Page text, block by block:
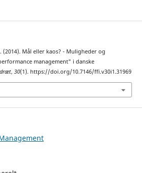
(2014). Mål eller kaos? - Muligheder og
management" i danske
, 30(1). https://doi.org/10.7146/ffi.v30i1.31969